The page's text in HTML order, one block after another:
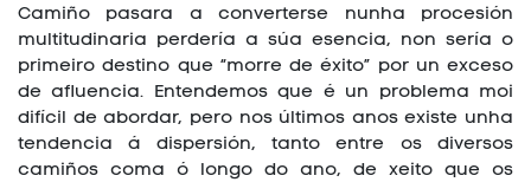
Camiño pasara a converterse nunha procesión
multitudinaria perdería a súa esencia, non sería o
primeiro destino que “morre de éxito” por un exceso
de afluencia. Entendemos que é un problema moi
difícil de abordar, pero nos últimos anos existe unha
tendencia á dispersión, tanto entre os diversos
camiños coma ó longo do ano, de xeito que os